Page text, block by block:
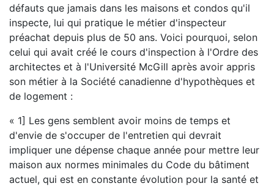
défauts que jamais dans les maisons et condos qu'il
inspecte, lui qui pratique le métier d'inspecteur
préachat depuis plus de 50 ans. Voici pourquoi, selon
celui qui avait créé le cours d'inspection à l'Ordre des
architectes et à l'Université McGill après avoir appris
son métier à la Société canadienne d'hypothèques et
de logement :
« 1] Les gens semblent avoir moins de temps et
d'envie de s'occuper de l'entretien qui devrait
impliquer une dépense chaque année pour mettre leur
maison aux normes minimales du Code du bâtiment
actuel, qui est en constante évolution pour la santé et